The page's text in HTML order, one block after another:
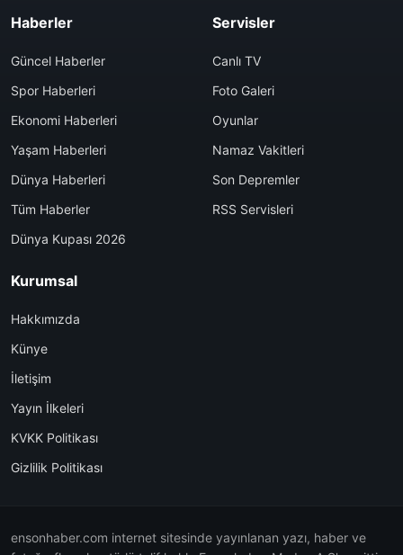
Haberler
Güncel Haberler
Spor Haberleri
Ekonomi Haberleri
Yaşam Haberleri
Dünya Haberleri
Tüm Haberler
Dünya Kupası 2026
Servisler
Canlı TV
Foto Galeri
Oyunlar
Namaz Vakitleri
Son Depremler
RSS Servisleri
Kurumsal
Hakkımızda
Künye
İletişim
Yayın İlkeleri
KVKK Politikası
Gizlilik Politikası
ensonhaber.com internet sitesinde yayınlanan yazı, haber ve